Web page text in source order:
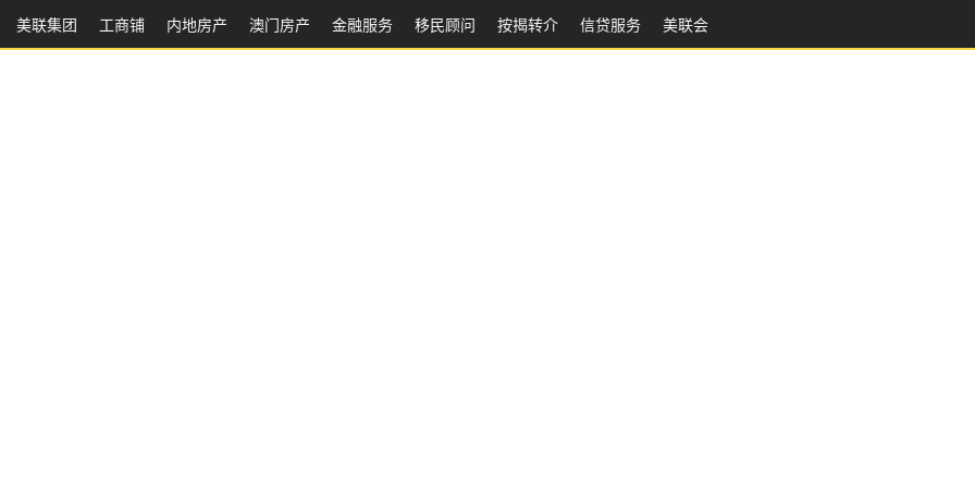
美联集团 工商铺 内地房产 澳⻔房产 金融服务 移民顾问 按揭转介 信贷服务 美联会